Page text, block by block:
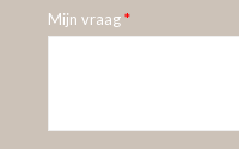
Mijn vraag*